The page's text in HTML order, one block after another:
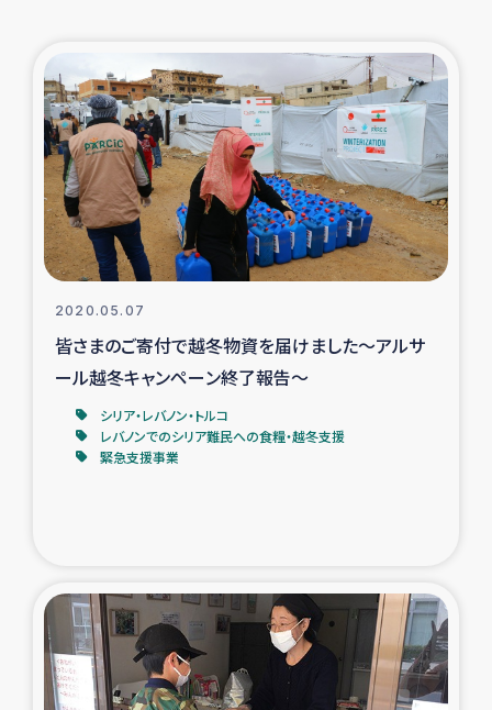
東ティモール豪雨緊急支援
大雨による洪水被災者支援
カカオ生産者支援事業
シリア国内避難民・帰還民の生活再建支援
トルコにおけるシリア難民支援事業
インドネシア中部 スラウェシの地震・津波被災者支援
スリランカ ジャフナ県干物事業
スリランカの南北女性をつなぐサリー・リサイクル・プロ
ジェクト
2020.05.07
皆さまのご寄付で越冬物資を届けました～アルサ
ール越冬キャンペーン終了報告～
シリア・レバノン・トルコ
レバノンでのシリア難民への食糧・越冬支援
緊急支援事業